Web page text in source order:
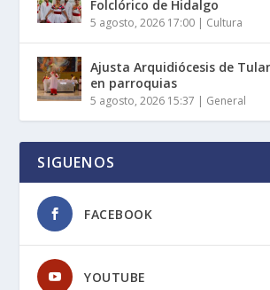
Folclórico de Hidalgo
5 agosto, 2026 17:00 | Cultura
Ajusta Arquidiócesis de
en parroquias
5 agosto, 2026 15:37 | General
SIGUENOS
FACEBOOK
YOUTUBE